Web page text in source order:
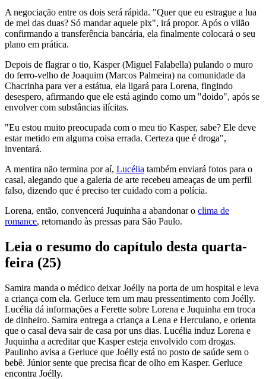
A negociação entre os dois será rápida. "Quer que eu estrague a lua
de mel das duas? Só mandar aquele pix", irá propor. Após o vilão
confirmando a transferência bancária, ela finalmente colocará o seu
plano em prática.
Depois de flagrar o tio, Kasper (Miguel Falabella) pulando o muro
do ferro-velho de Joaquim (Marcos Palmeira) na comunidade da
Chacrinha para ver a estátua, ela ligará para Lorena, fingindo
desespero, afirmando que ele está agindo como um "doido", após se
envolver com substâncias ilícitas.
"Eu estou muito preocupada com o meu tio Kasper, sabe? Ele deve
estar metido em alguma coisa errada. Certeza que é droga",
inventará.
A mentira não termina por aí, Lucélia também enviará fotos para o
casal, alegando que a galeria de arte recebeu ameaças de um perfil
falso, dizendo que é preciso ter cuidado com a polícia.
Lorena, então, convencerá Juquinha a abandonar o clima de
romance, retornando às pressas para São Paulo.
Leia o resumo do capítulo desta quarta-
feira (25)
Samira manda o médico deixar Joélly na porta de um hospital e leva
a criança com ela. Gerluce tem um mau pressentimento com Joélly.
Lucélia dá informações a Ferette sobre Lorena e Juquinha em troca
de dinheiro. Samira entrega a criança a Lena e Herculano, e orienta
que o casal deva sair de casa por uns dias. Lucélia induz Lorena e
Juquinha a acreditar que Kasper esteja envolvido com drogas.
Paulinho avisa a Gerluce que Joélly está no posto de saúde sem o
bebê. Júnior sente que precisa ficar de olho em Kasper. Gerluce
encontra Joélly.